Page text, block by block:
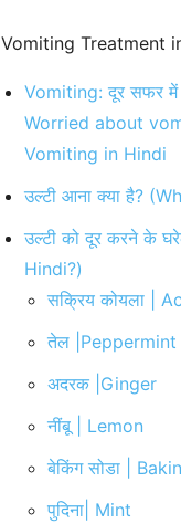
Vomiting Treatment
Vomiting: दूर सफर में
Worried about
Vomiting in Hindi
उल्टी आना क्या है?
उल्टी को दूर करने के
Hindi?)
सक्रिय कोयला |
तेल |Peppermint
अदरक |Ginger
नींबू | Lemon
बेकिंग सोडा |
पुदिना| Mint